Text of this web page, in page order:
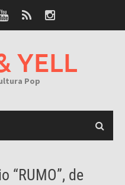
YELL
Pop
“RUMO”, de